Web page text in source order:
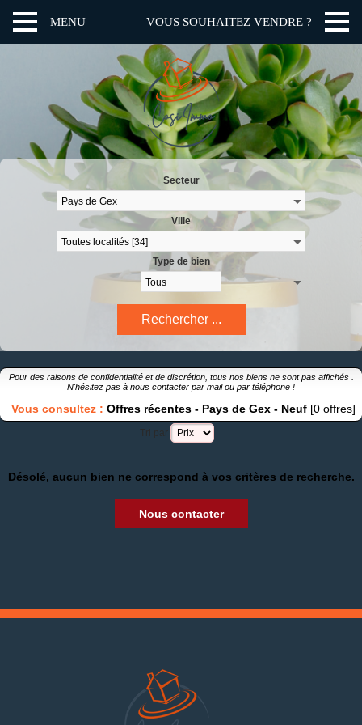
MENU VOUS SOUHAITEZ VENDRE ?
Secteur
Ville
Type de bien
Pour des raisons de confidentialité et de discrétion, tous nos biens ne sont pas affichés .
N'hésitez pas à nous contacter par mailou par téléphone !
Vous consultez : Offres récentes- Pays de Gex- Neuf [0 offres]
Tri par
Désolé, aucun bien ne correspond à vos critères de recherche.
Nous contacter